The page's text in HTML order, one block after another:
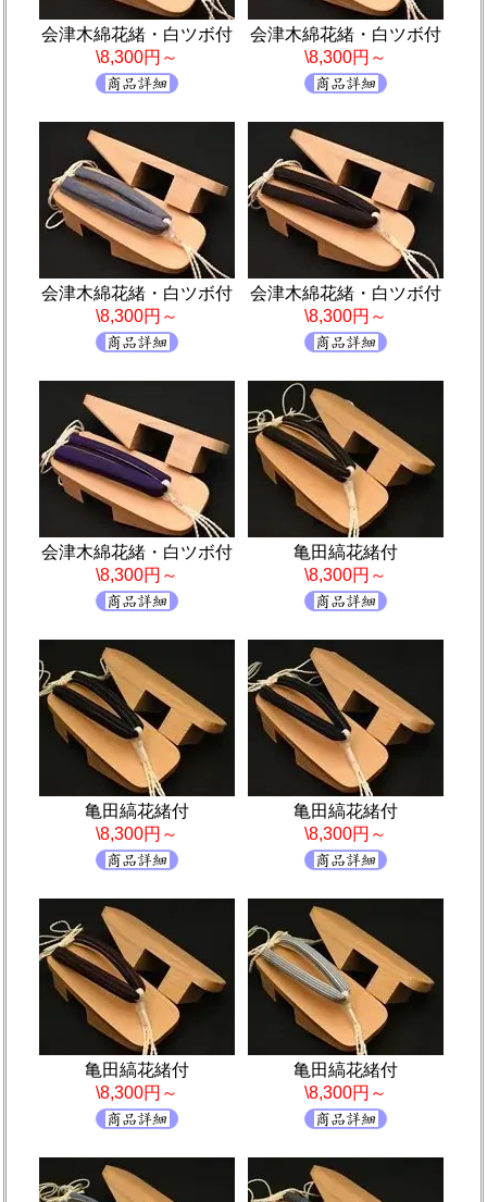
会津木綿花緒・白ツボ付
\8,300円～
会津木綿花緒・白ツボ付
\8,300円～
会津木綿花緒・白ツボ付
\8,300円～
会津木綿花緒・白ツボ付
\8,300円～
会津木綿花緒・白ツボ付
\8,300円～
亀田縞花緒付
\8,300円～
亀田縞花緒付
\8,300円～
亀田縞花緒付
\8,300円～
亀田縞花緒付
\8,300円～
亀田縞花緒付
\8,300円～